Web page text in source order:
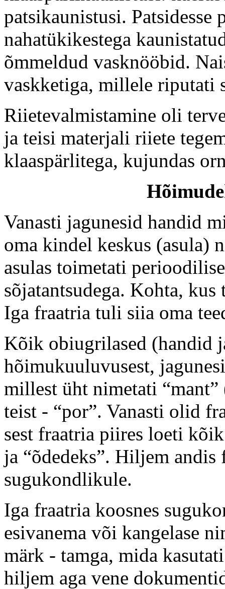
patsikaunistusi. Patsidesse
nahatükikestega
õmmeldud vasknööbid.
vaskketiga, millele riputati
Riietevalmistamine oli
ja teisi materjali riiete
klaaspärlitega, kujundas
Vanasti jagunesid handid
oma kindel keskus (asula)
asulas toimetati
sõjatantsudega. Kohta,
Iga fraatria tuli siia oma
Kõik obiugrilased (handid
hõimukuuluvusest,
millest üht nimetati
teist - “por”. Vanasti olid
sest fraatria piires loeti
ja “õdedeks”. Hiljem andis
sugukondlikule.
Iga fraatria koosnes
esivanema või kangelase
märk - tamga, mida
hiljem aga vene